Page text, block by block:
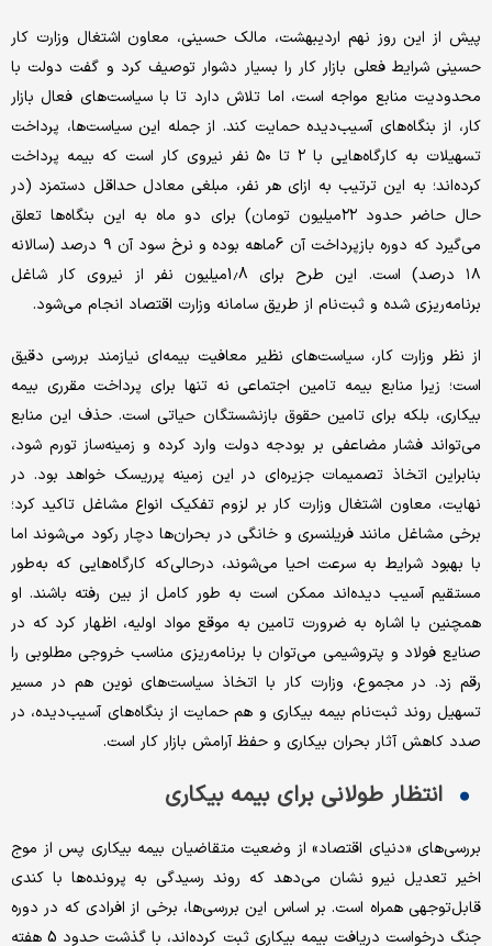
پیش از این روز نهم اردیبهشت، مالک حسینی، معاون اشتغال وزارت کار
حسینی شرایط فعلی بازار کار را بسیار دشوار توصیف کرد و گفت دولت با
محدودیت منابع مواجه است، اما تلاش دارد تا با سیاست‌های فعال بازار
کار، از بنگاه‌های آسیب‌دیده حمایت کند. از جمله این سیاست‌ها، پرداخت
تسهیلات به کارگاه‌هایی با ۲ تا ۵۰ نفر نیروی کار است که بیمه پرداخت
کرده‌اند؛ به این ترتیب به ازای هر نفر، مبلغی معادل حداقل دستمزد (در
حال حاضر حدود ۲۲‌میلیون تومان) برای دو ماه به این بنگاه‌ها تعلق
می‌گیرد که دوره بازپرداخت آن 6ماهه بوده و نرخ سود آن ۹ درصد (سالانه
۱۸ درصد) است. این طرح برای 1.8‌میلیون نفر از نیروی کار شاغل
برنامه‌ریزی شده و ثبت‌نام از طریق سامانه وزارت اقتصاد انجام می‌شود.
از نظر وزارت کار، سیاست‌های نظیر معافیت بیمه‌ای نیازمند بررسی دقیق
است؛ زیرا منابع بیمه تامین اجتماعی نه تنها برای پرداخت مقرری بیمه
بیکاری، بلکه برای تامین حقوق بازنشستگان حیاتی است. حذف این منابع
می‌تواند فشار مضاعفی بر بودجه دولت وارد کرده و زمینه‌ساز تورم شود،
بنابراین اتخاذ تصمیمات جزیره‌ای در این زمینه پرریسک خواهد بود. در
نهایت، معاون اشتغال وزارت کار بر لزوم تفکیک انواع مشاغل تاکید کرد؛
برخی مشاغل مانند فریلنسری و خانگی در بحران‌ها دچار رکود می‌شوند اما
با بهبود شرایط به سرعت احیا می‌شوند، درحالی‌که کارگاه‌هایی که به‌طور
مستقیم آسیب دیده‌اند ممکن است به طور کامل از بین رفته باشند. او
همچنین با اشاره به ضرورت تامین به موقع مواد اولیه، اظهار کرد که در
صنایع فولاد و پتروشیمی می‌توان با برنامه‌ریزی مناسب خروجی مطلوبی را
رقم زد. در مجموع، وزارت کار با اتخاذ سیاست‌های نوین هم در مسیر
تسهیل روند ثبت‌نام بیمه بیکاری و هم حمایت از بنگاه‌های آسیب‌دیده، در
صدد کاهش آثار بحران بیکاری و حفظ آرامش بازار کار است.
انتظار طولانی برای بیمه بیکاری
بررسی‌های «دنیای اقتصاد» از وضعیت متقاضیان بیمه بیکاری پس از موج
اخیر تعدیل نیرو نشان می‌دهد که روند رسیدگی به پرونده‌ها با کندی
قابل‌توجهی همراه است. بر اساس این بررسی‌ها، برخی از افرادی که در دوره
جنگ درخواست دریافت بیمه بیکاری ثبت کرده‌اند، با گذشت حدود 5 هفته